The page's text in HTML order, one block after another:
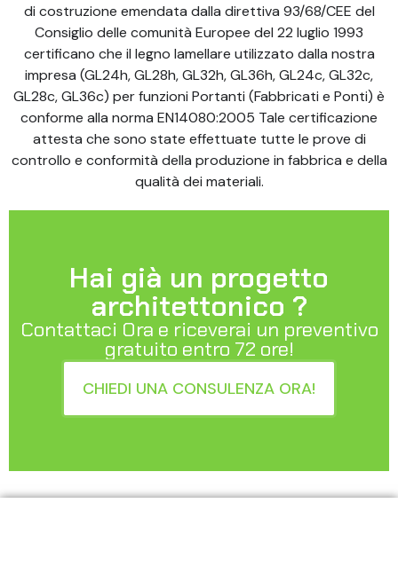
di costruzione emendata dalla direttiva 93/68/CEE del
Consiglio delle comunità Europee del 22 luglio 1993
certificano che il legno lamellare utilizzato dalla nostra
impresa (GL24h, GL28h, GL32h, GL36h, GL24c, GL32c,
GL28c, GL36c) per funzioni Portanti (Fabbricati e Ponti) è
conforme alla norma EN14080:2005 Tale certificazione
attesta che sono state effettuate tutte le prove di
controllo e conformità della produzione in fabbrica e della
qualità dei materiali.
Hai già un progetto
architettonico ?
Contattaci Ora e riceverai un preventivo
gratuito entro 72 ore!
CHIEDI UNA CONSULENZA ORA!